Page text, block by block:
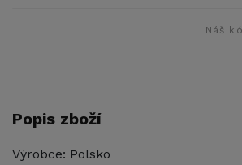
Náš
Popis zboží
Výrobce: Polsko